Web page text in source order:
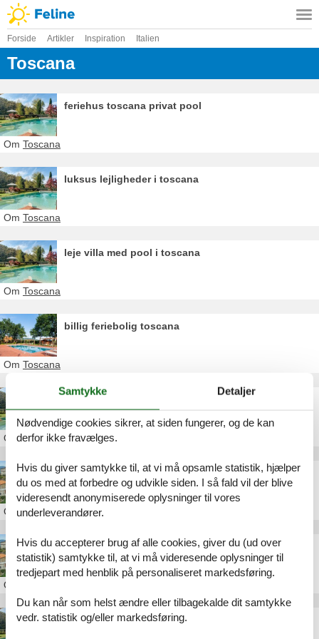
Forside Artikler Inspiration Italien
Toscana
feriehus toscana privat pool
Om Toscana
luksus lejligheder i toscana
Om Toscana
leje villa med pool i toscana
Om Toscana
billig feriebolig toscana
Om Toscana
feriebolig i toscana med pool
OmToscana
ferie toscana september
OmToscana
feriebolig toscana 12 personer
Om
toscana ferie oktober
Samtykke Detaljer
Nødvendige cookies sikrer, at siden fungerer, og de kan
derfor ikke fravælges.
Hvis du giver samtykke til, at vi må opsamle statistik, hjælper
du os med at forbedre og udvikle siden. I så fald vil der blive
videresendt anonymiserede oplysninger til vores
underleverandører.
Hvis du accepterer brug af alle cookies, giver du (ud over
statistik) samtykke til, at vi må videresende oplysninger til
tredjepart med henblik på personaliseret markedsføring.
Du kan når som helst ændre eller tilbagekalde dit samtykke
vedr. statistik og/eller markedsføring.